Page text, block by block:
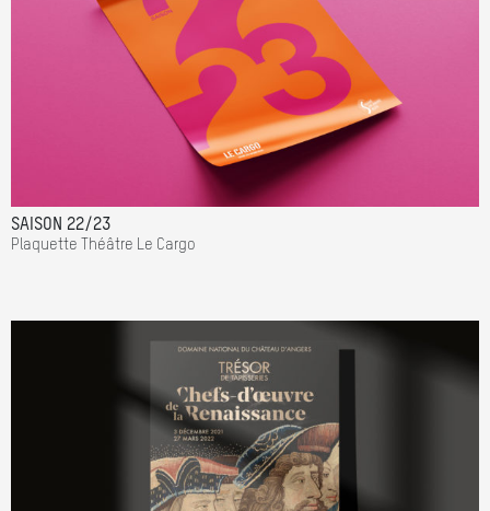
SAISON 22/23
Plaquette Théâtre Le Cargo